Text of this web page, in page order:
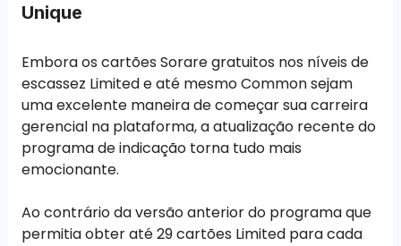
Unique
Embora os cartões Sorare gratuitos nos níveis de
escassez Limited e até mesmo Common sejam
uma excelente maneira de começar sua carreira
gerencial na plataforma, a atualização recente do
programa de indicação torna tudo mais
emocionante.
Ao contrário da versão anterior do programa que
permitia obter até 29 cartões Limited para cada